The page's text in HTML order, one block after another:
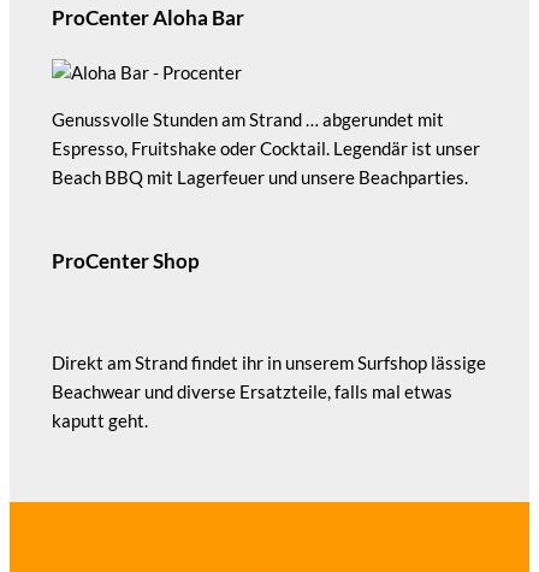
ProCenter Aloha Bar
Genussvolle Stunden am Strand … abgerundet mit
Espresso, Fruitshake oder Cocktail. Legendär ist unser
Beach BBQ mit Lagerfeuer und unsere Beachparties.
ProCenter Shop
Direkt am Strand findet ihr in unserem Surfshop lässige
Beachwear und diverse Ersatzteile, falls mal etwas
kaputt geht.